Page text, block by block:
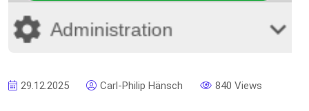
29.12.2025 Carl-Philip Hänsch 840 Views